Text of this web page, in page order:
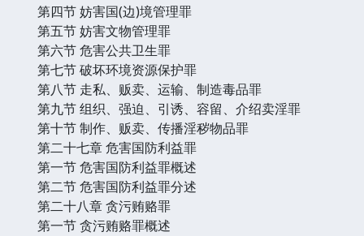
第四节 妨害国(边)境管理罪
第五节 妨害文物管理罪
第六节 危害公共卫生罪
第七节 破坏环境资源保护罪
第八节 走私、贩卖、运输、制造毒品罪
第九节 组织、强迫、引诱、容留、介绍卖淫罪
第十节 制作、贩卖、传播淫秽物品罪
第二十七章 危害国防利益罪
第一节 危害国防利益罪概述
第二节 危害国防利益罪分述
第二十八章 贪污贿赂罪
第一节 贪污贿赂罪概述